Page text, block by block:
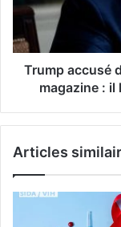
Trump accusé
magazine : il
Articles